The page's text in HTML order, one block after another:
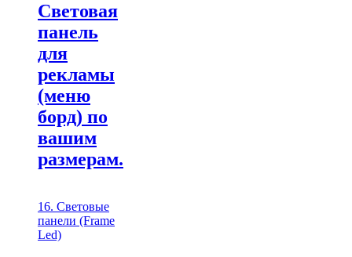
Световая
панель
для
рекламы
(меню
борд) по
вашим
размерам.
16. Световые
панели (Frame
Led)